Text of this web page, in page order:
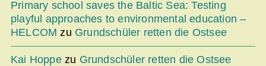
Primary school saves the Baltic Sea: Testing
playful approaches to environmental education –
HELCOM zu Grundschüler retten die Ostsee
Kai Hoppezu Grundschüler retten die Ostsee